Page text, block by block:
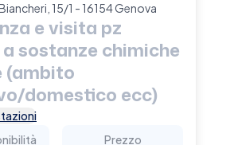
15/1 - 16154 Genova
e visita pz
sostanze chimiche
(ambito
domestico ecc)
Prezzo